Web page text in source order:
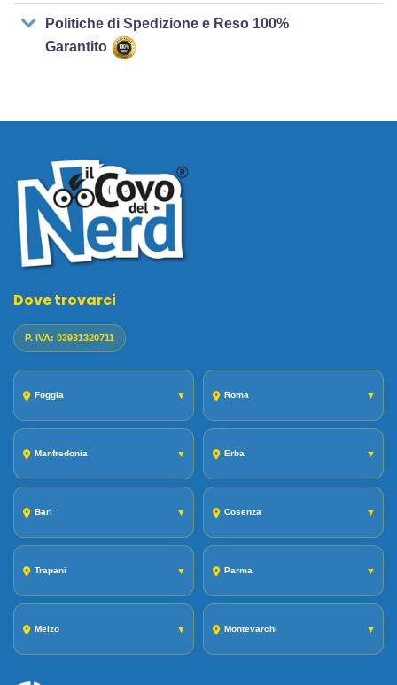
Politiche di Spedizione e Reso 100%
Garantito
Dove trovarci
P. IVA: 03931320711
Foggia ▼ Roma ▼
Manfredonia ▼ Erba ▼
Bari ▼ Cosenza ▼
Trapani ▼ Parma ▼
Melzo ▼ Montevarchi ▼